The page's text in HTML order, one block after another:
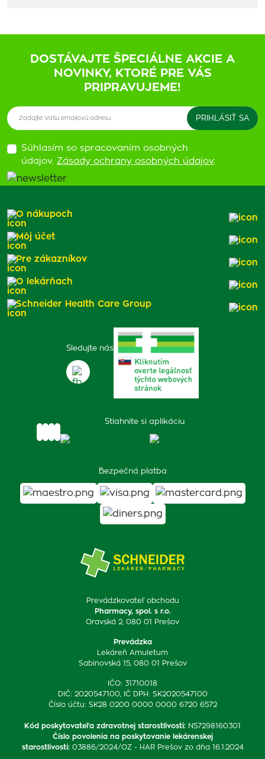
DOSTÁVAJTE ŠPECIÁLNE AKCIE A
NOVINKY, KTORÉ PRE VÁS
PRIPRAVUJEME!
Súhlasím so spracovaním osobných
údajov. Zásady ochrany osobných údajov.
Prevádzkovateľ obchodu
Pharmacy, spol. s r.o.
Oravská 2, 080 01 Prešov
Prevádzka
Lekáreň Amuletum
Sabinovská 15, 080 01 Prešov
IČO: 31710018
DIČ: 2020547100, IČ DPH: SK2020547100
Číslo účtu: SK28 0200 0000 0000 6720 6572
Kód poskytovateľa zdravotnej starostlivosti: N57298160301
Číslo povolenia na poskytovanie lekárenskej
starostlivosti: 03886/2024/OZ - HAR Prešov zo dňa 16.1.2024
Sledujte nás
Stiahnite si aplikáciu
Bezpečná platba
O nákupoch
Môj účet
Pre zákazníkov
O lekárňach
Schneider Health Care Group